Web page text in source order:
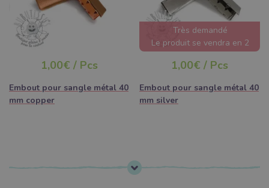
1,00€ / Pcs
Embout pour sangle métal 40
mm copper
Très demandé
Le produit se vendra en 2
jours
1,00€ / Pcs
Embout pour sangle métal 40
mm silver